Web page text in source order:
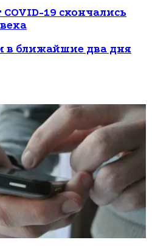
19 скончались
в ближайшие два дня